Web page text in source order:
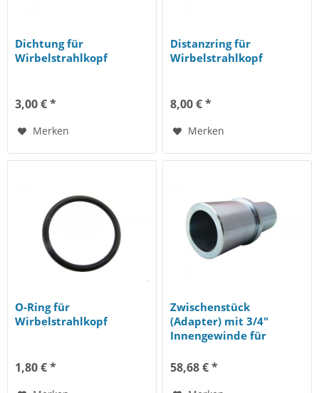
Dichtung für
Wirbelstrahlkopf
3,00 € *
Merken
Distanzring für
Wirbelstrahlkopf
8,00 € *
Merken
O-Ring für
Wirbelstrahlkopf
1,80 € *
Zwischenstück
(Adapter) mit 3/4"
Innengewinde für
58,68 € *